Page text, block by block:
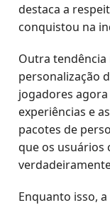
destaca a
conquistou na
Outra tendência
personalização
jogadores
experiências e
pacotes de
que os usuários
Enquanto isso,